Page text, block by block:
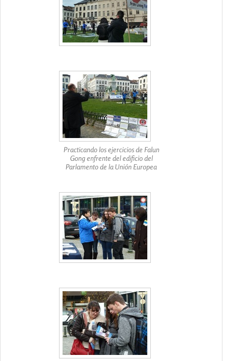
Practicando los ejercicios de Falun
Gong enfrente del edificio del
Parlamento de la Unión Europea